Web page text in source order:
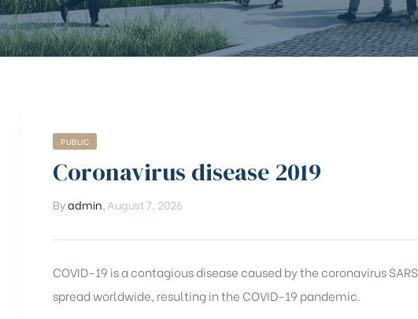
PUBLIC
Coronavirus disease 2019
Byadmin August 7, 2026
COVID-19 is a contagious disease caused by the coronavirus
spread worldwide, resulting in the COVID-19 pandemic.